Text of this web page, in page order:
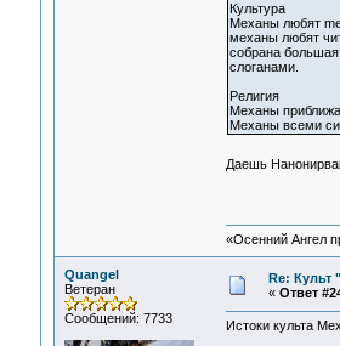
Культура
Механы любят
механы любят
собрана
слоганами.
Религия
Механы
Механы всеми
Даешь
«Осенний Ангел
Quangel
Ветеран
Сообщений: 7733
Re: Культ
« Ответ
Истоки культа